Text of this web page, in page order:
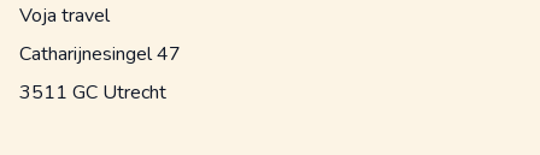
Voja travel
Catharijnesingel 47
3511 GC Utrecht